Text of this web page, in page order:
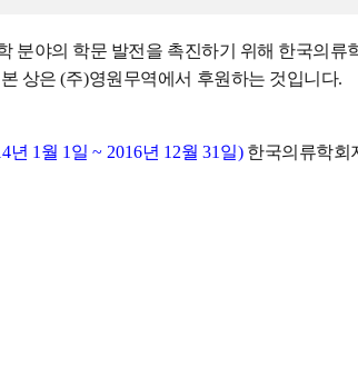
야의 학문 발전을 촉진하기 위해 한국의류
본 상은(주)영원무역에서 후원하는 것입니다.
년 1 월 1 일~ 2016년 12월31 일) 한국의류학회